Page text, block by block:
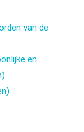
van de
en